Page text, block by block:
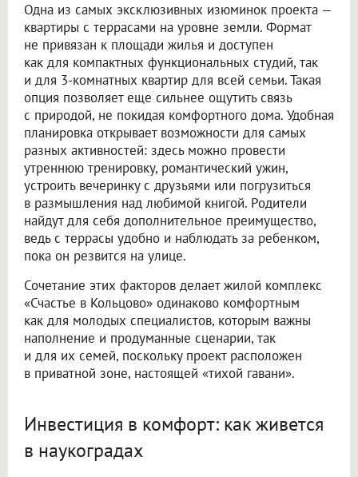
Одна из самых эксклюзивных изюминок проекта —
квартиры с террасами на уровне земли. Формат
не привязан к площади жилья и доступен
как для компактных функциональных студий, так
и для 3-комнатных квартир для всей семьи. Такая
опция позволяет еще сильнее ощутить связь
с природой, не покидая комфортного дома. Удобная
планировка открывает возможности для самых
разных активностей: здесь можно провести
утреннюю тренировку, романтический ужин,
устроить вечеринку с друзьями или погрузиться
в размышления над любимой книгой. Родители
найдут для себя дополнительное преимущество,
ведь с террасы удобно и наблюдать за ребенком,
пока он резвится на улице.
Сочетание этих факторов делает жилой комплекс
«Счастье в Кольцово» одинаково комфортным
как для молодых специалистов, которым важны
наполнение и продуманные сценарии, так
и для их семей, поскольку проект расположен
в приватной зоне, настоящей «тихой гавани».
Инвестиция в комфорт: как живется
в наукоградах